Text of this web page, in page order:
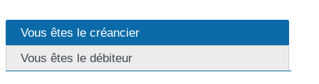
Vous êtes le créancier
Vous êtes le débiteur